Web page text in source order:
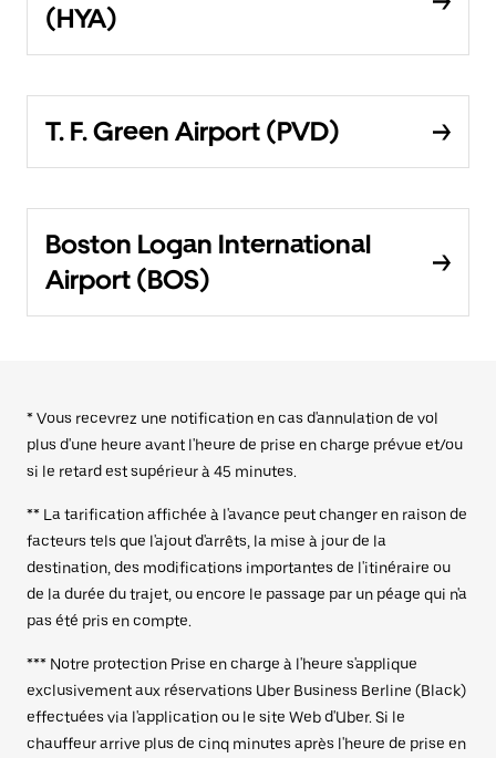
(HYA)
T. F. Green Airport (PVD)
Boston Logan International
Airport (BOS)
* Vous recevrez une notification en cas d'annulation de vol
plus d'une heure avant l'heure de prise en charge prévue et/ou
si le retard est supérieur à 45 minutes.
** La tarification affichée à l'avance peut changer en raison de
facteurs tels que l'ajout d'arrêts, la mise à jour de la
destination, des modifications importantes de l'itinéraire ou
de la durée du trajet, ou encore le passage par un péage qui n'a
pas été pris en compte.
*** Notre protection Prise en charge à l'heure s'applique
exclusivement aux réservations Uber Business Berline (Black)
effectuées via l'application ou le site Web d'Uber. Si le
chauffeur arrive plus de cinq minutes après l'heure de prise en